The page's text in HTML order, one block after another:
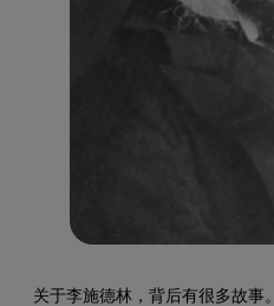
关于李施德林，背后有很多故事。